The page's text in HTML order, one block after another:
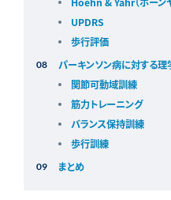
UPDRS
歩行評価
パーキンソン病に対する理
関節可動域訓練
筋力トレーニング
バランス保持訓練
歩行訓練
まとめ